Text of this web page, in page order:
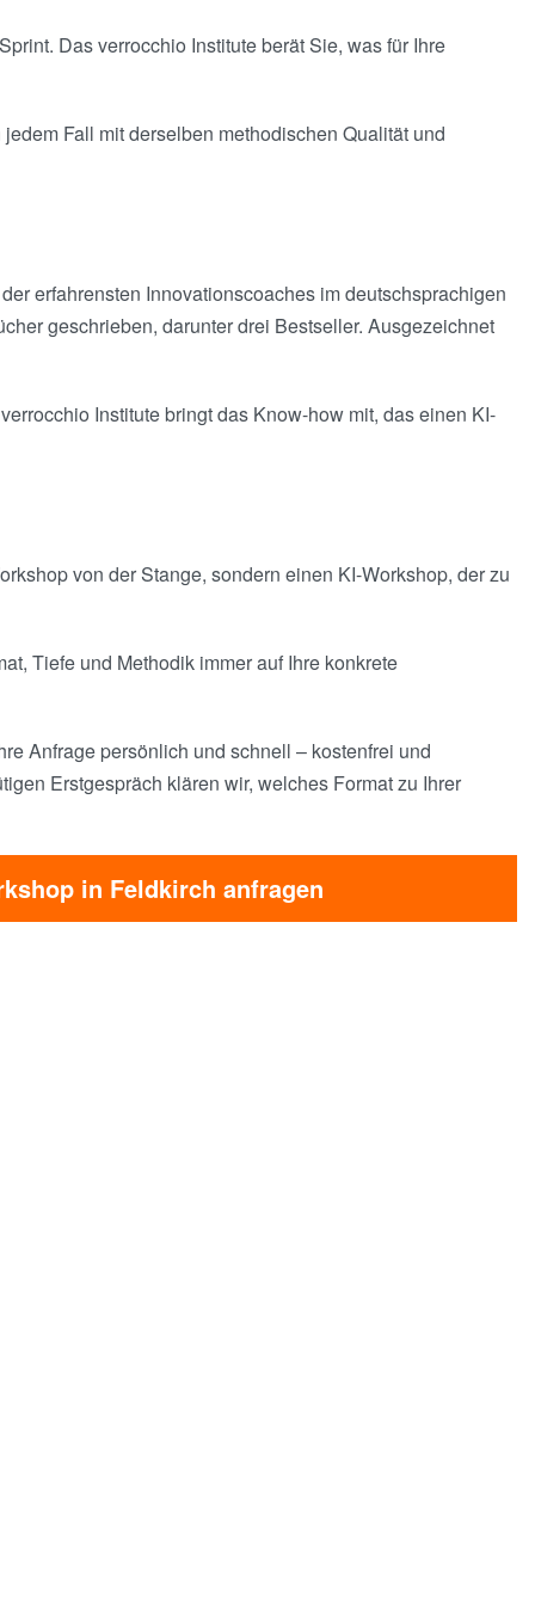
Das verrocchio Institute berät Sie, was für Ihre
Fall mit derselben methodischen Qualität und
erfahrensten Innovationscoaches im deutschsprachigen
geschrieben, darunter drei Bestseller. Ausgezeichnet
Institute bringt das Know-how mit, das einen KI-
von der Stange, sondern einen KI-Workshop, der zu
Tiefe und Methodik immer auf Ihre konkrete
Anfrage persönlich und schnell – kostenfrei und
Erstgespräch klären wir, welches Format zu Ihrer
in Feldkirch anfragen